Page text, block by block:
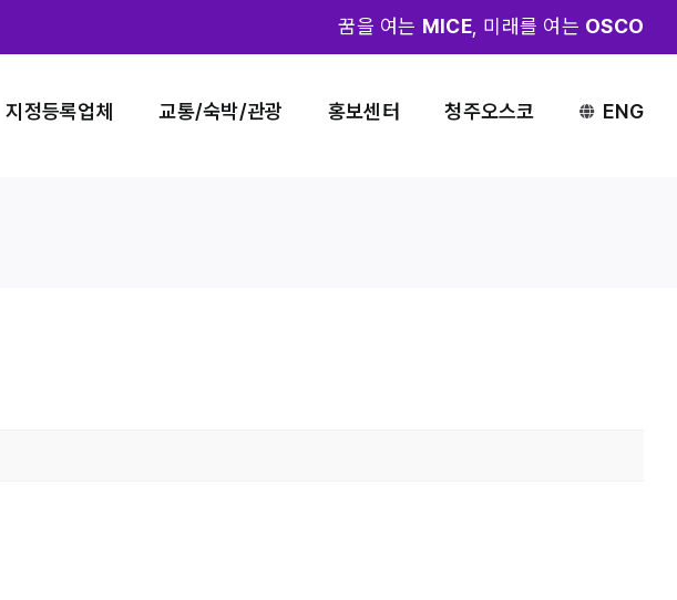
꿈을 여는 MICE, 미래를 여는 OSCO
지정등록업체 교통/숙박/관광 홍보센터 청주오스코 ENG